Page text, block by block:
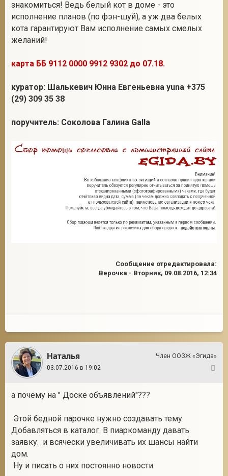
знакомиться! Ведь белый кот в доме - это
исполнение планов (по фэн-шуй), а уж два белых
кота гарантируют Вам исполнение самых смелых
желаний!
карта ББ 9112 0000 9912 9302 до 07.18.
куратор: Шалькевич Юнна Евгеньевна yuna +375
(29) 309 35 38
поручитель: Соколова Галина Galla
Сообщение отредактировала:
Верочка - Вторник, 09.08.2016, 12:34
Наталья
Член ООЗЖ «Эгида»
03.07.2016 в 19:02
а почему на " Доске объявлений"???
Этой бедной парочке нужно создавать тему.
Добавляться в каталог. В пиаркоманду давать
заявку. и всячески увеличивать их шансы найти
дом.
Ну и писать о них постоянно новости.